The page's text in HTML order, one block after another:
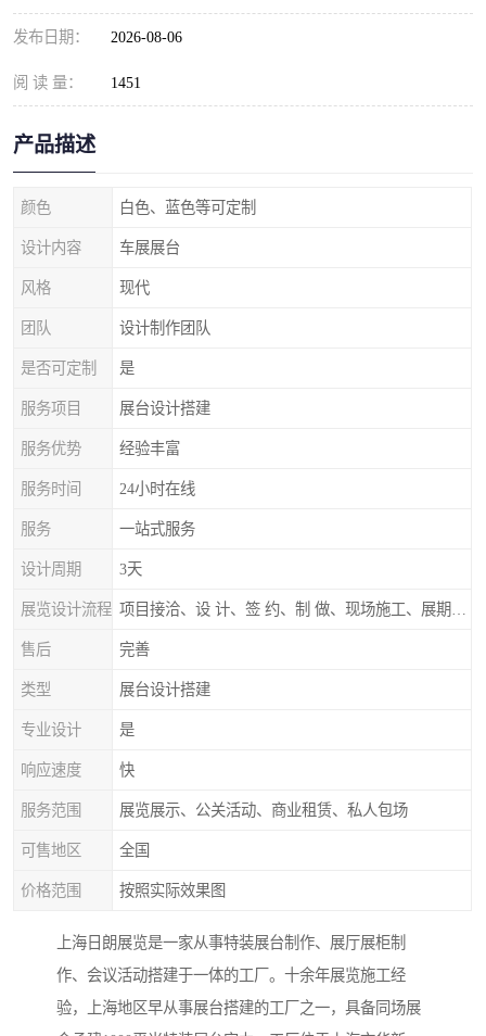
发布日期： 2026-08-06
阅 读 量： 1451
产品描述
颜色 白色、蓝色等可定制
设计内容 车展展台
风格 现代
团队 设计制作团队
是否可定制 是
服务项目 展台设计搭建
服务优势 经验丰富
服务时间 24小时在线
服务 一站式服务
设计周期 3天
展览设计流程
售后 完善
类型 展台设计搭建
专业设计 是
响应速度 快
服务范围 展览展示、公关活动、商业租赁、私人包场
可售地区 全国
价格范围 按照实际效果图
上海日朗展览是一家从事特装展台制作、展厅展柜制
作、会议活动搭建于一体的工厂。十余年展览施工经
验，上海地区早从事展台搭建的工厂之一，具备同场展